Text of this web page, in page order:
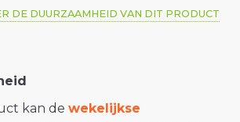
DE DUURZAAMHEID VAN DIT PRODUCT
kan de wekelijkse